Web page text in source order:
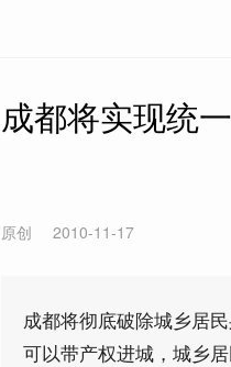
成都将实现统
原创 2010-11-17
成都将彻底破除城乡居
可以带产权进城，城乡居